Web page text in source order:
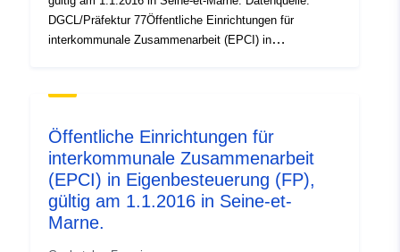
DGCL/Präfektur 77Öffentliche Einrichtungen für
interkommunale Zusammenarbeit (EPCI) in
Einrichtungen für interkommunale Zusammenarbeit
Seine-et-Marne. Datenquelle: DGCL/Präfektur 77
Datenquelle: DGCL/Präfektur 77
Öffentliche Einrichtungen für
interkommunale Zusammenarbeit
(EPCI) in Eigenbesteuerung (FP),
gültig am 1.1.2016 in Seine-et-
Marne.